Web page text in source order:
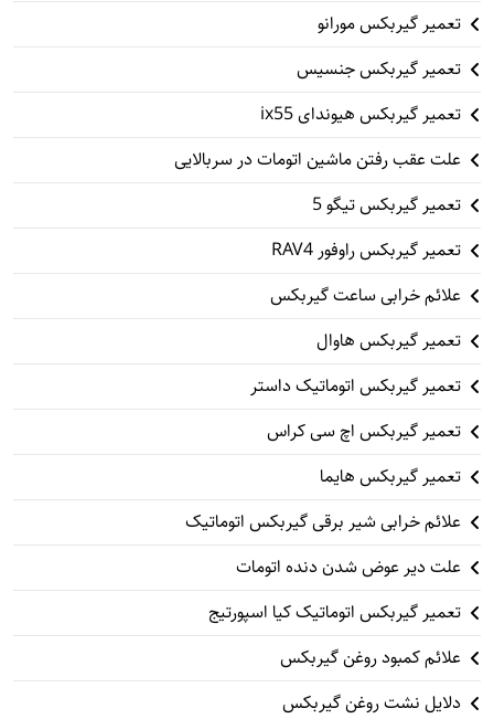
تعمیر گیربکس مورانو
تعمیر گیربکس جنسیس
تعمیر گیربکس هیوندای ix55
علت عقب رفتن ماشین اتومات در سربالایی
تعمیر گیربکس تیگو 5
تعمیر گیربکس راوفور RAV4
علائم خرابی ساعت گیربکس
تعمیر گیربکس هاوال
تعمیر گیربکس اتوماتیک داستر
تعمیر گیربکس اچ سی کراس
تعمیر گیربکس هایما
علائم خرابی شیر برقی گیربکس اتوماتیک
علت دیر عوض شدن دنده اتومات
تعمیر گیربکس اتوماتیک کیا اسپورتیج
علائم کمبود روغن گیربکس
دلایل نشت روغن گیربکس